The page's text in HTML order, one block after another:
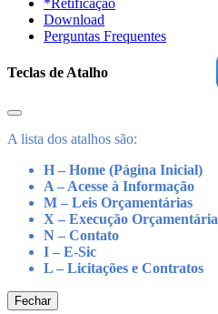
*Retificação
Download
Perguntas Frequentes
Teclas de Atalho
A lista dos atalhos são:
H – Home (Página Inicial)
A – Acesse à Informação
M – Leis Orçamentárias
X – Execução Orçamentária
N – Contato
I – E-Sic
L – Licitações e Contratos
Fechar